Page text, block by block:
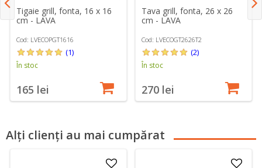
Tigaie grill, fonta, 16 x 16
cm - LAVA
Cod: LVECOPGT1616
(1)
În stoc
165 lei
Tava grill, fonta, 26 x 26
cm - LAVA
Cod: LVECOGT2626T2
(2)
În stoc
270 lei
Alți clienți au mai cumpărat